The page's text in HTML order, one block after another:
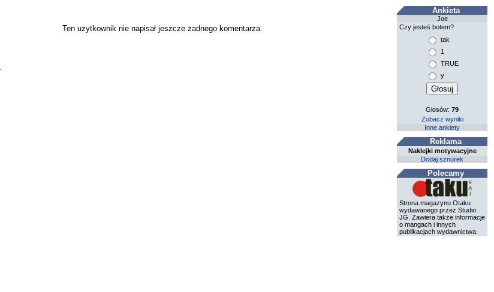
Ten użytkownik nie napisał jeszcze żadnego komentarza.
Ankieta
Joe
Czy jesteś botem?
tak
1
TRUE
y
Głosów:79
Zobacz wyniki
Inne ankiety
Reklama
Naklejki motywacyjne
Dodaj sznurek
Polecamy
Strona magazynu Otaku
wydawanego przez Studio
JG. Zawiera także informacje
o mangach i innych
publikacjach wydawnictwa.